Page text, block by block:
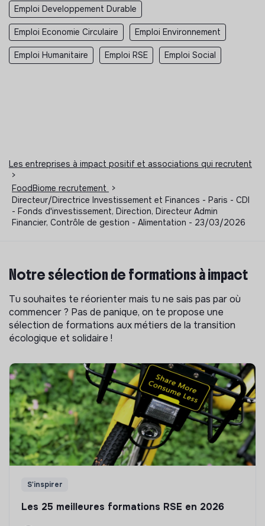
Emploi Developpement Durable
Emploi Economie Circulaire Emploi Environnement
Emploi Humanitaire Emploi RSE Emploi Social
Les entreprises à impact positif et associations qui recrutent
>
FoodBiome recrutement
>
Directeur/Directrice Investissement et Finances - Paris - CDI
- Fonds d'investissement, Direction, Directeur Admin
Financier, Contrôle de gestion - Alimentation - 23/03/2026
Notre sélection de formations à impact
Tu souhaites te réorienter mais tu ne sais pas par où
commencer ? Pas de panique, on te propose une
sélection de formations aux métiers de la transition
écologique et solidaire !
S'inspirer
Les 25 meilleures formations RSE en 2026